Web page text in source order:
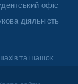
офіс
діяльність
та шашок